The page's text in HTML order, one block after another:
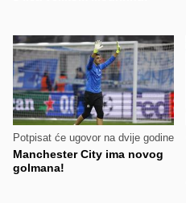
Potpisat će ugovor na dvije godine
Manchester City ima novog
golmana!